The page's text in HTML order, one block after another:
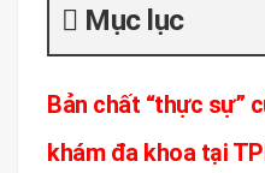
Mục lục
Bản chất “thực sự”
khám đa khoa tại